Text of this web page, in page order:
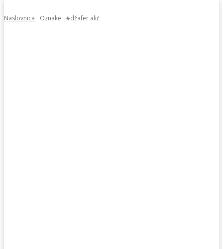
Naslovnica Oznake #džafer alić